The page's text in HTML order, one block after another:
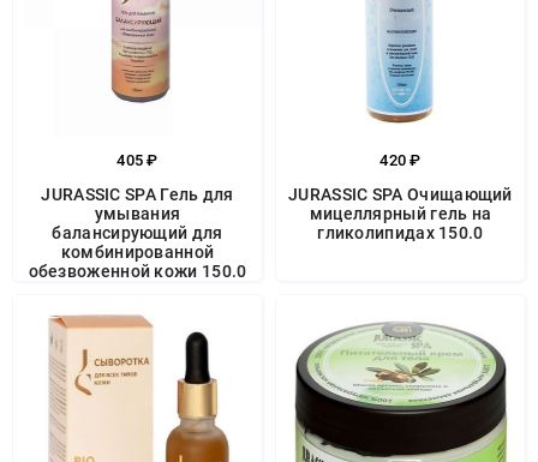
405 ₽
JURASSIC SPA Гель для
умывания
балансирующий для
комбинированной
обезвоженной кожи 150.0
420 ₽
JURASSIC SPA Очищающий
мицеллярный гель на
гликолипидах 150.0